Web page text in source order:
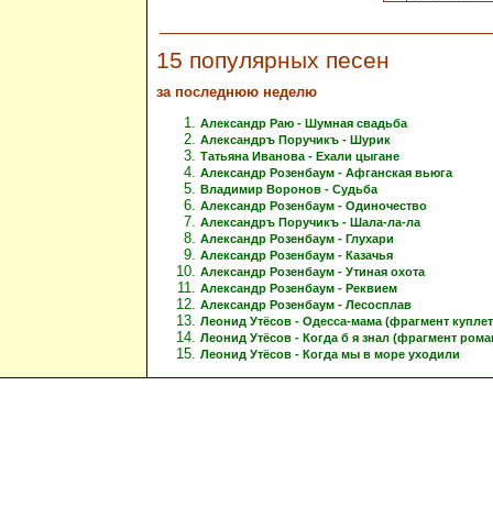
15 популярных песен
за последнюю неделю
Александр Раю - Шумная свадьба
Александръ Поручикъ - Шурик
Татьяна Иванова - Ехали цыгане
Александр Розенбаум - Афганская вьюга
Владимир Воронов - Судьба
Александр Розенбаум - Одиночество
Александръ Поручикъ - Шала-ла-ла
Александр Розенбаум - Глухари
Александр Розенбаум - Казачья
Александр Розенбаум - Утиная охота
Александр Розенбаум - Реквием
Александр Розенбаум - Лесосплав
Леонид Утёсов - Одесса-мама (фрагмент
Леонид Утёсов - Когда б я знал (фрагмент
Леонид Утёсов - Когда мы в море уходили